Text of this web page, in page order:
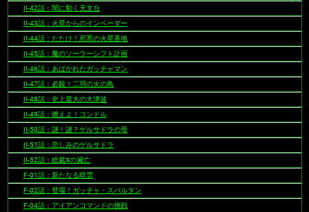
II-42話：闇に動く天文台
II-43話：火星からのインベーダー
II-44話：たたけ！邪悪の火星基地
II-45話：魔のソーラーシフト計画
II-46話：あばかれたガッチャマン
II-47話：必殺！二羽の火の鳥
II-48話：史上最大の大津波
II-49話：燃えよ！コンドル
II-50話：謎！謎？ゲルサドラの母
II-51話：悲しみのゲルサドラ
II-52話：総裁Xの滅亡
F-01話：新たなる暗雲
F-02話：登場！ガッチャ・スパルタン
F-04話：アイアンコマンドの挑戦